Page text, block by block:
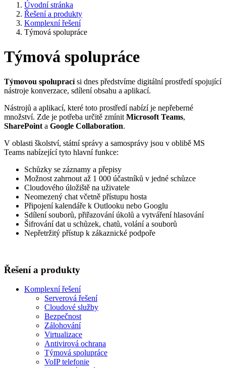
Úvodní stránka
Řešení a produkty
Komplexní řešení
Týmová spolupráce
Týmová spolupráce
Týmovou spolupracísi dnes předstvíme digitální prostředí spojující
nástroje konverzace, sdílení obsahu a aplikací.
Nástrojů a aplikací, které toto prostředí nabízí je nepřeberné
množství. Zde je potřeba určitě zmínit Microsoft Teams,
SharePoint a Google Collaboration.
V oblasti školství, státní správy a samosprávy jsou v oblibě MS
Teams nabízející tyto hlavní funkce:
Schůzky se záznamy a přepisy
Možnost zahrnout až 1 000 účastníků v jedné schůzce
Cloudového úložiště na uživatele
Neomezený chat včetně přístupu hosta
Připojení kalendáře k Outlooku nebo Googlu
Sdílení souborů, přiřazování úkolů a vytváření hlasování
Šifrování dat u schůzek, chatů, volání a souborů
Nepřetržitý přístup k zákaznické podpoře
Řešení a produkty
Komplexní řešení
Serverová řešení
Cloudové služby
Bezpečnost
Zálohování
Virtualizace
Antivirová ochrana
Týmová spolupráce
VoIP telefonie